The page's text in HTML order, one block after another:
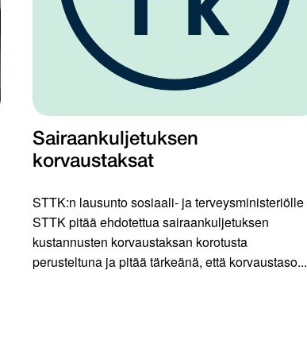
Sairaankuljetuksen
korvaustaksat
STTK:n lausunto sosiaali- ja terveysministeriölle
STTK pitää ehdotettua sairaankuljetuksen
kustannusten korvaustaksan korotusta
perusteltuna ja pitää tärkeänä, että korvaustaso...